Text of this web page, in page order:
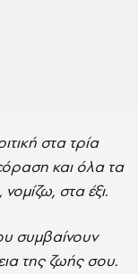
στα τρία
και όλα τα
στα έξι.
συμβαίνουν
της ζωής σου.